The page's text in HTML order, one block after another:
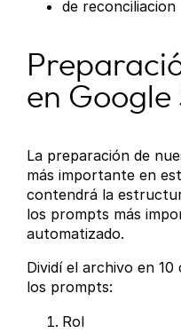
de reconciliacion
en Google
La preparación de
más importante en
contendrá la
los prompts más
automatizado.
Dividí el archivo en
los prompts:
Rol